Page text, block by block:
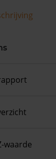
waarde